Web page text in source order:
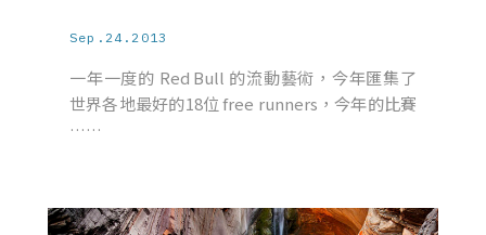
Sep.24.2013
一年一度的 Red Bull 的流動藝術，今年匯集了
世界各地最好的18位 free runners，今年的比賽
……